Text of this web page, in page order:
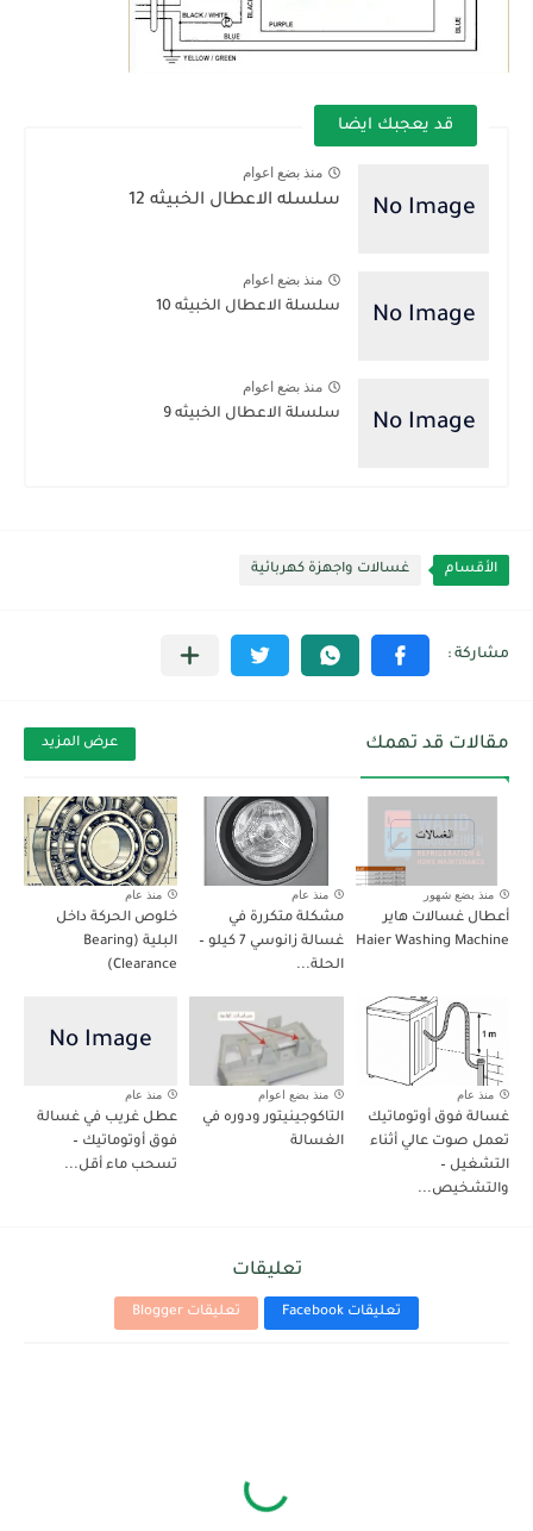
قد يعجبك ايضا
منذ بضع اعوام
سلسله الاعطال الخبيثه 12
منذ بضع اعوام
سلسلة الاعطال الخبيثه 10
منذ بضع اعوام
سلسلة الاعطال الخبيثه 9
الأقسام غسالات واجهزة كهربائية
مقالات قد تهمك عرض المزيد
منذ بضع شهور
أعطال غسالات هاير
Haier Washing Machine
منذ عام
مشكلة متكررة في
غسالة زانوسي 7 كيلو –
الحلة...
منذ عام
خلوص الحركة داخل
البلية (Bearing
Clearance)
منذ عام
غسالة فوق أوتوماتيك
تعمل صوت عالي أثناء
التشغيل –
والتشخيص...
منذ بضع اعوام
التاكوجينيتور ودوره في
الغسالة
منذ عام
عطل غريب في غسالة
فوق أوتوماتيك –
تسحب ماء أقل...
تعليقات
تعليقات Facebook تعليقات Blogger